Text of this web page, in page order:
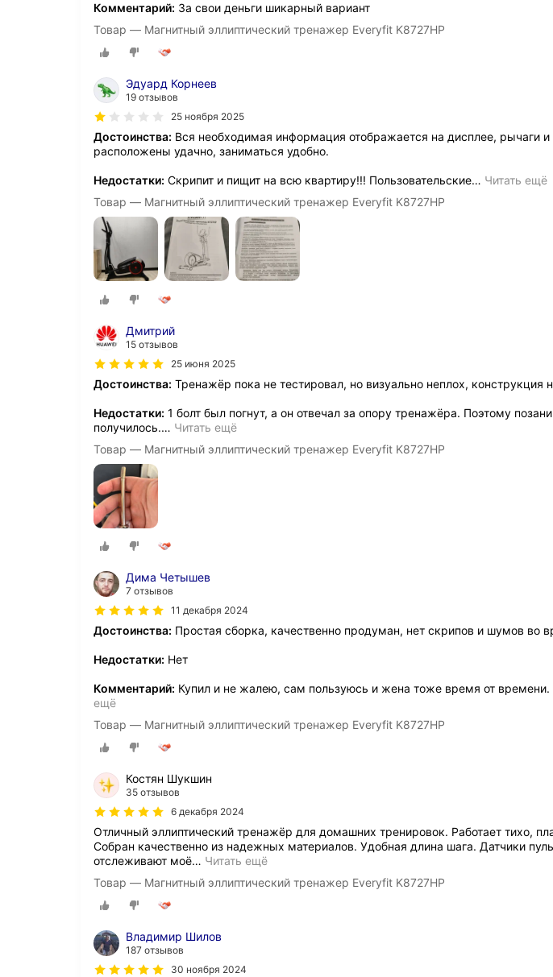
Комментарий: За свои деньги шикарный вариант
Товар — Магнитный эллиптический тренажер Everyfit K8727HP
Эдуард Корнеев
19 отзывов
25 ноября 2025
Достоинства: Вся необходимая информация отображается на дисплее, рычаги и
расположены удачно, заниматься удобно.
Недостатки: Скрипит и пищит на всю квартиру!!! Пользовательские… Читать ещё
Товар — Магнитный эллиптический тренажер Everyfit K8727HP
Дмитрий
15 отзывов
25 июня 2025
Достоинства: Тренажёр пока не тестировал, но визуально неплох, конструкция
Недостатки: 1 болт был погнут, а он отвечал за опору тренажёра. Поэтому
получилось.… Читать ещё
Товар — Магнитный эллиптический тренажер Everyfit K8727HP
Дима Четышев
7 отзывов
11 декабря 2024
Достоинства: Простая сборка, качественно продуман, нет скрипов и шумов во
Недостатки: Нет
Комментарий: Купил и не жалею, сам пользуюсь и жена тоже время от
ещё
Товар — Магнитный эллиптический тренажер Everyfit K8727HP
Костян Шукшин
35 отзывов
6 декабря 2024
Отличный эллиптический тренажёр для домашних тренировок. Работает тихо,
Собран качественно из надежных материалов. Удобная длина шага. Датчики
отслеживают моё… Читать ещё
Товар — Магнитный эллиптический тренажер Everyfit K8727HP
Владимир Шилов
187 отзывов
30 ноября 2024